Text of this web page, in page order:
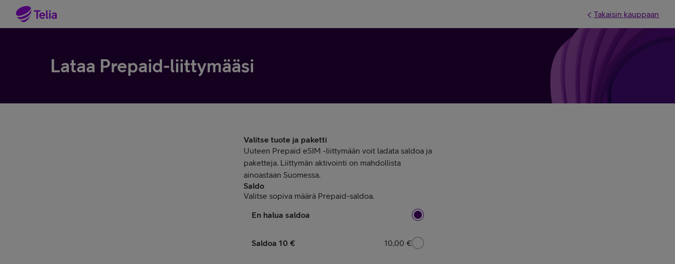
Takaisin kauppaan
Lataa Prepaid-liittymääsi
Valitse tuote ja paketti
Uuteen Prepaid eSIM -liittymään voit ladata saldoa ja
paketteja. Liittymän aktivointi on mahdollista
ainoastaan Suomessa.
Saldo
Valitse sopiva määrä Prepaid-saldoa.
En halua saldoa
Saldoa 10 €
10,00 €